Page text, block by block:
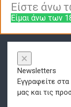
Είστε άνω
Είμαι άνω των
×
Newsletters
Εγγραφείτε
μας και τις